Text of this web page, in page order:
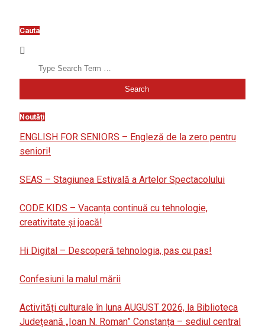
Cauta
Search
Noutăți
ENGLISH FOR SENIORS – Engleză de la zero pentru
seniori!
SEAS – Stagiunea Estivală a Artelor Spectacolului
CODE KIDS – Vacanța continuă cu tehnologie,
creativitate și joacă!
Hi Digital – Descoperă tehnologia, pas cu pas!
Confesiuni la malul mării
Activități culturale în luna AUGUST 2026, la Biblioteca
Județeană „Ioan N. Roman” Constanța – sediul central